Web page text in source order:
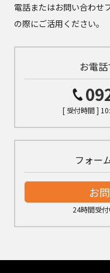
電話またはお問い合わせ
の際にご活用ください。
お電
[ 受付時間 ]
フォー
お
24時間受